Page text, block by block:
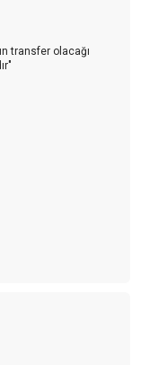
transfer olacağı